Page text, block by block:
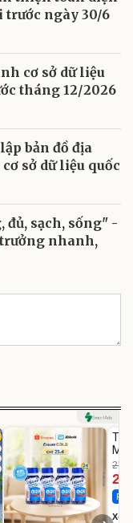
trước ngày 30/6
cơ sở dữ liệu
tháng 12/2026
bản đồ địa
sở dữ liệu quốc
đủ, sạch, sống" -
nhanh,
X-